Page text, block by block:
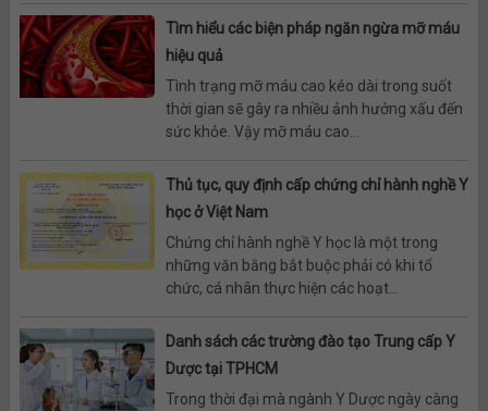
Tìm hiểu các biện pháp ngăn ngừa mỡ máu
hiệu quả
Tình trạng mỡ máu cao kéo dài trong suốt
thời gian sẽ gây ra nhiều ảnh hưởng xấu đến
sức khỏe. Vậy mỡ máu cao...
Thủ tục, quy định cấp chứng chỉ hành nghề Y
học ở Việt Nam
Chứng chỉ hành nghề Y học là một trong
những văn bằng bắt buộc phải có khi tổ
chức, cá nhân thực hiện các hoạt...
Danh sách các trường đào tạo Trung cấp Y
Dược tại TPHCM
Trong thời đại mà ngành Y Dược ngày càng